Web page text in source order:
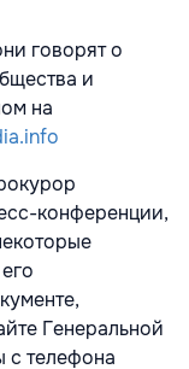
говорят о
и
на
конференции,
Генеральной
с телефона